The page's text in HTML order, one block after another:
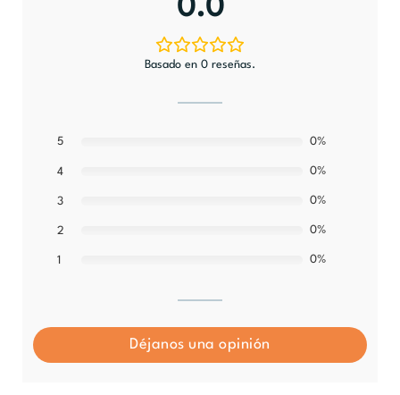
0.0
Basado en 0 reseñas.
5 0%
4 0%
3 0%
2 0%
1 0%
Déjanos una opinión